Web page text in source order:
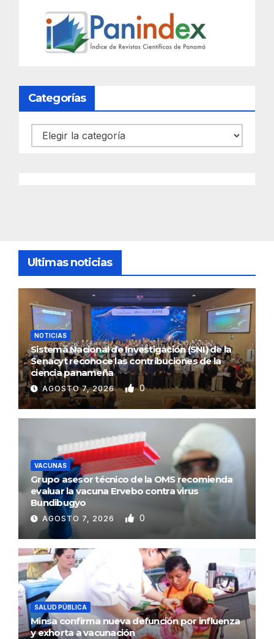
Categorías
Categorías
Ultimas noticias
NOTICIAS
Sistema Nacional de Investigación (SNI) de la
Senacyt reconoce las contribuciones de la
ciencia panameña
AGOSTO 7, 2026 0
VACUNAS
Grupo asesor técnico de la OMS recomienda
evaluar la vacuna Ervebo contra virus
Bundibugyo
AGOSTO 7, 2026 0
SALUD PÚBLICA
Minsa confirma nueva defunción por influenza
y exhorta a vacunación